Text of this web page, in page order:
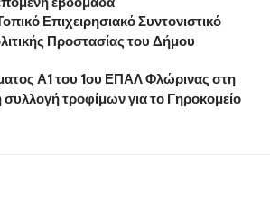
Επιχειρησιακό Συντονιστικό
Προστασίας του Δήμου
Α1 του 1ου ΕΠΑΛ Φλώρινας στη
συλλογή τροφίμων για το Γηροκομείο